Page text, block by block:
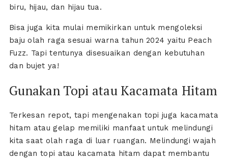
biru, hijau, dan hijau tua.
Bisa juga kita mulai memikirkan untuk mengoleksi
baju olah raga sesuai warna tahun 2024 yaitu Peach
Fuzz. Tapi tentunya disesuaikan dengan kebutuhan
dan bujet ya!
Gunakan Topi atau Kacamata Hitam
Terkesan repot, tapi mengenakan topi juga kacamata
hitam atau gelap memiliki manfaat untuk melindungi
kita saat olah raga di luar ruangan. Melindungi wajah
dengan topi atau kacamata hitam dapat membantu